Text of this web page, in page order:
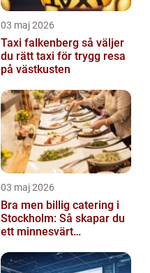
03 maj 2026
Taxi falkenberg så väljer
du rätt taxi för trygg resa
på västkusten
03 maj 2026
Bra men billig catering i
Stockholm: Så skapar du
ett minnesvärt